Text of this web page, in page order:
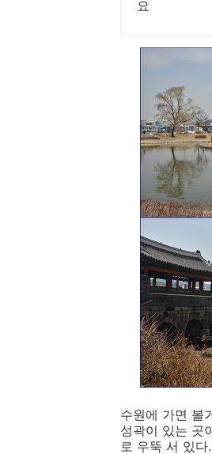
요
수원에 가면 볼
성곽이 있는 곳
로 우뚝 서 있